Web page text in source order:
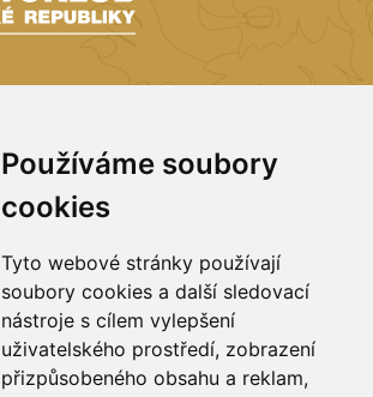
Používáme soubory
cookies
Tyto webové stránky používají
soubory cookies a další sledovací
nástroje s cílem vylepšení
uživatelského prostředí, zobrazení
přizpůsobeného obsahu a reklam,